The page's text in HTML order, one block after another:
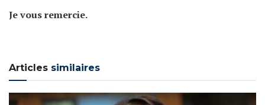
Je vous remercie.
Articles similaires